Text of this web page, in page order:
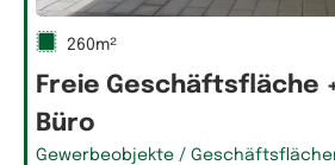
260m²
Freie Geschäftsfläche
Büro
Gewerbeobjekte /